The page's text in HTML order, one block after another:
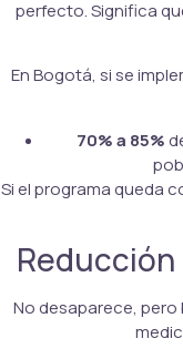
perfecto. Significa
En Bogotá, si se
70% a 85%
Si el programa queda
No desaparece, pero